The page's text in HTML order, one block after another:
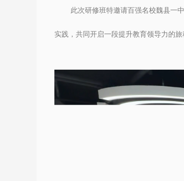
此次研修班特邀请百强名校魏县一
实践 ，共同开启一段提升教育领导力的旅